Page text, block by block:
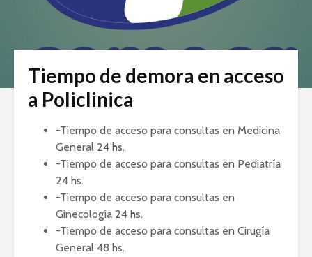
Tiempo de demora en acceso
a Policlinica
-Tiempo de acceso para consultas en Medicina
General 24 hs.
-Tiempo de acceso para consultas en Pediatría
24 hs.
-Tiempo de acceso para consultas en
Ginecología 24 hs.
-Tiempo de acceso para consultas en Cirugía
General 48 hs.